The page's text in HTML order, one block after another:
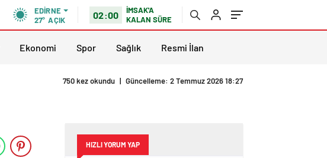
EDIRNE
27° AÇIK 02:00
İMSAK'A
KALAN SÜRE
Ekonomi Spor Sağlık Resmi İlan
750 kez okundu | Güncelleme: 2 Temmuz 2026 18:27
HIZLI YORUM YAP